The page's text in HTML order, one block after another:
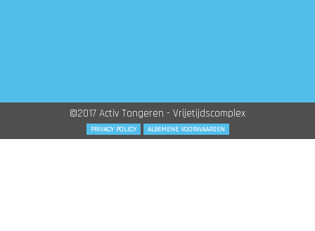
©2017 Activ Tongeren - Vrijetijdscomplex
PRIVACY POLICY ALGEMENE VOORWAARDEN